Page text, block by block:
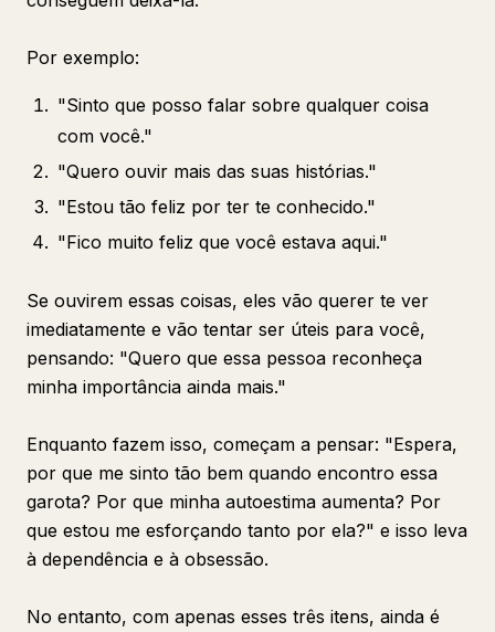
Por exemplo:
"Sinto que posso falar sobre qualquer coisa
com você."
"Quero ouvir mais das suas histórias."
"Estou tão feliz por ter te conhecido."
"Fico muito feliz que você estava aqui."
Se ouvirem essas coisas, eles vão querer te ver
imediatamente e vão tentar ser úteis para você,
pensando: "Quero que essa pessoa reconheça
minha importância ainda mais."
Enquanto fazem isso, começam a pensar: "Espera,
por que me sinto tão bem quando encontro essa
garota? Por que minha autoestima aumenta? Por
que estou me esforçando tanto por ela?" e isso leva
à dependência e à obsessão.
No entanto, com apenas esses três itens, ainda é